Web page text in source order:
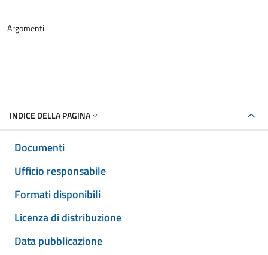
Argomenti:
INDICE DELLA PAGINA
Documenti
Ufficio responsabile
Formati disponibili
Licenza di distribuzione
Data pubblicazione